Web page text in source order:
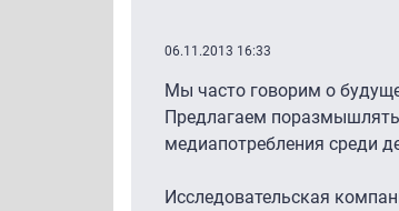
06.11.2013 16:33
Мы часто говорим о
Предлагаем
медиапотребления среди
Исследовательская